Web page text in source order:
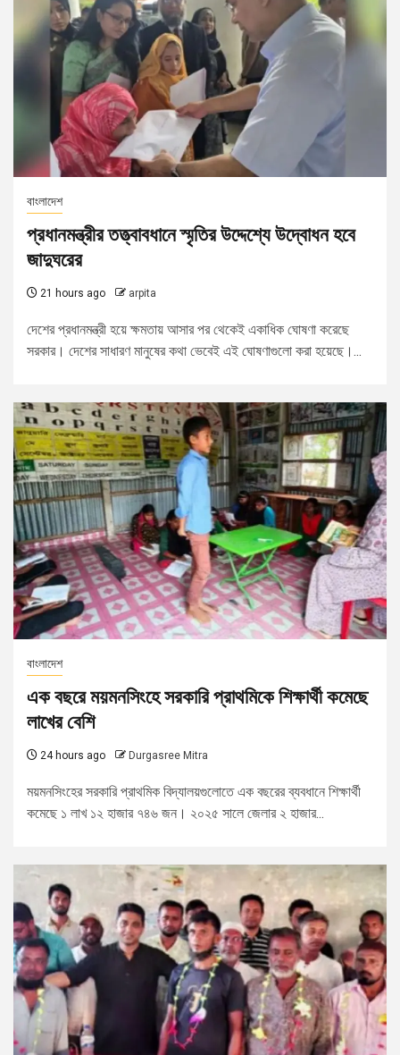
বাংলাদেশ
প্রধানমন্ত্রীর তত্ত্বাবধানে স্মৃতির উদ্দেশ্যে উদ্বোধন হবে
জাদুঘরের
21 hours ago arpita
দেশের প্রধানমন্ত্রী হয়ে ক্ষমতায় আসার পর থেকেই একাধিক ঘোষণা করেছে
সরকার। দেশের সাধারণ মানুষের কথা ভেবেই এই ঘোষণাগুলো করা হয়েছে।...
বাংলাদেশ
এক বছরে ময়মনসিংহে সরকারি প্রাথমিকে শিক্ষার্থী কমেছে
লাখের বেশি
24 hours ago Durgasree Mitra
ময়মনসিংহের সরকারি প্রাথমিক বিদ্যালয়গুলোতে এক বছরের ব্যবধানে শিক্ষার্থী
কমেছে ১ লাখ ১২ হাজার ৭৪৬ জন। ২০২৫ সালে জেলার ২ হাজার...